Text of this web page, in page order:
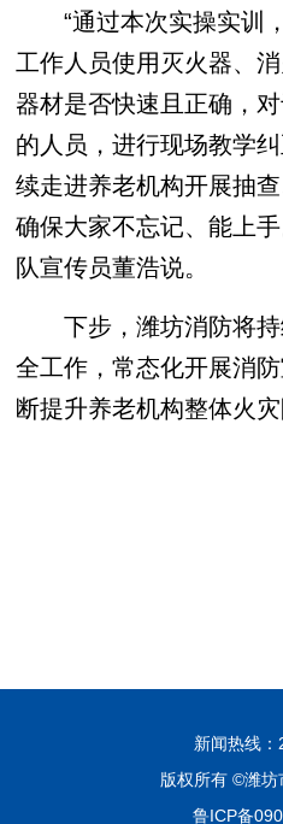
“通过本次实操实训
工作人员使用灭火器、
器材是否快速且正确，
的人员，进行现场教学
续走进养老机构开展抽
确保大家不忘记、能上
队宣传员董浩说。
下步，潍坊消防将持
全工作，常态化开展消
断提升养老机构整体火灾
新闻热线
版权所有 ©潍坊
鲁ICP备